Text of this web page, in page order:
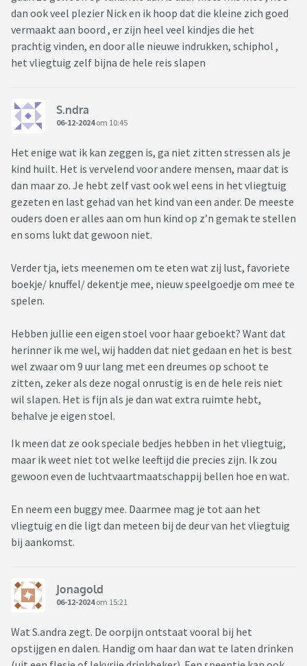
dan ook veel plezier Nick en ik hoop dat die kleine zich goed
vermaakt aan boord , er zijn heel veel kindjes die het
prachtig vinden, en door alle nieuwe indrukken, schiphol ,
het vliegtuig zelf bijna de hele reis slapen
S.ndra
06-12-2024om 10:45
Het enige wat ik kan zeggen is, ga niet zitten stressen als je
kind huilt. Het is vervelend voor andere mensen, maar dat is
dan maar zo. Je hebt zelf vast ook wel eens in het vliegtuig
gezeten en last gehad van het kind van een ander. De meeste
ouders doen er alles aan om hun kind op z’n gemak te stellen
en soms lukt dat gewoon niet.
Verder tja, iets meenemen om te eten wat zij lust, favoriete
boekje/ knuffel/ dekentje mee, nieuw speelgoedje om mee te
spelen.
Hebben jullie een eigen stoel voor haar geboekt? Want dat
herinner ik me wel, wij hadden dat niet gedaan en het is best
wel zwaar om 9 uur lang met een dreumes op schoot te
zitten, zeker als deze nogal onrustig is en de hele reis niet
wil slapen. Het is fijn als je dan wat extra ruimte hebt,
behalve je eigen stoel.
Ik meen dat ze ook speciale bedjes hebben in het vliegtuig,
maar ik weet niet tot welke leeftijd die precies zijn. Ik zou
gewoon even de luchtvaartmaatschappij bellen hoe en wat.
En neem een buggy mee. Daarmee mag je tot aan het
vliegtuig en die ligt dan meteen bij de deur van het vliegtuig
bij aankomst.
Jonagold
06-12-2024om 15:21
Wat S.andra zegt. De oorpijn ontstaat vooral bij het
opstijgen en dalen. Handig om haar dan wat te laten drinken